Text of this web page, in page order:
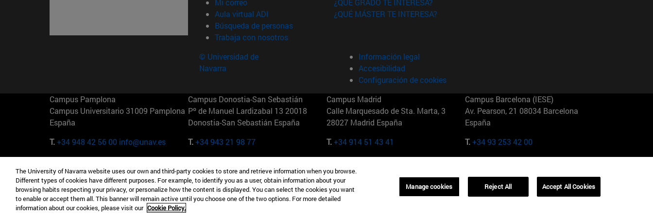
Mi correo
Aula virtual ADI (abre en nueva ventana)
Búsqueda de personas(abre en nueva ventana)
Trabaja con nosotros(abre en nueva ventana)
¿QUÉ GRADO TE INTERESA?
¿QUÉ MÁSTER TE INTERESA?
© Universidad de
Navarra
Información legal
Accesibilidad
Configuración de cookies
Campus Pamplona
Campus Universitario 31009 Pamplona
España
T.+34 948 42 56 00 info@unav.es
Campus Donostia-San Sebastián
Pº de Manuel Lardizabal 13 20018
Donostia-San Sebastián España
T.+34 943 21 98 77
Campus Madrid
Calle Marquesado de Sta. Marta, 3
28027 Madrid España
T.+34 914 51 43 41
Campus Barcelona (IESE)
Av. Pearson, 21 08034 Barcelona
España
T.+34 93 253 42 00
Camino del Cerro Águila 3 28023
Madrid España
T.+34 912 11 30 00
165 W 57th St 10019-2201 Nueva York
EE.UU
T.+1 646 346 8850
Maria-Theresia-Straße 15 81675
Múnich Alemania
T.+49 89 24209790
01321001 Bela Vista Brasil
The University of Navarra website uses our own and third-party cookies to store and retrieve information when you browse.
Different types of cookies have different purposes. For example, to identify you as a user, obtain information about your
browsing habits respecting your privacy, or personalize how the content is displayed. You can select the cookies you want
to enable or accept them all. This banner will remain active until you choose one of the two options. For more detailed
information about our cookies, please visit our Cookie Policy.
Manage cookies Reject All Accept All Cookies